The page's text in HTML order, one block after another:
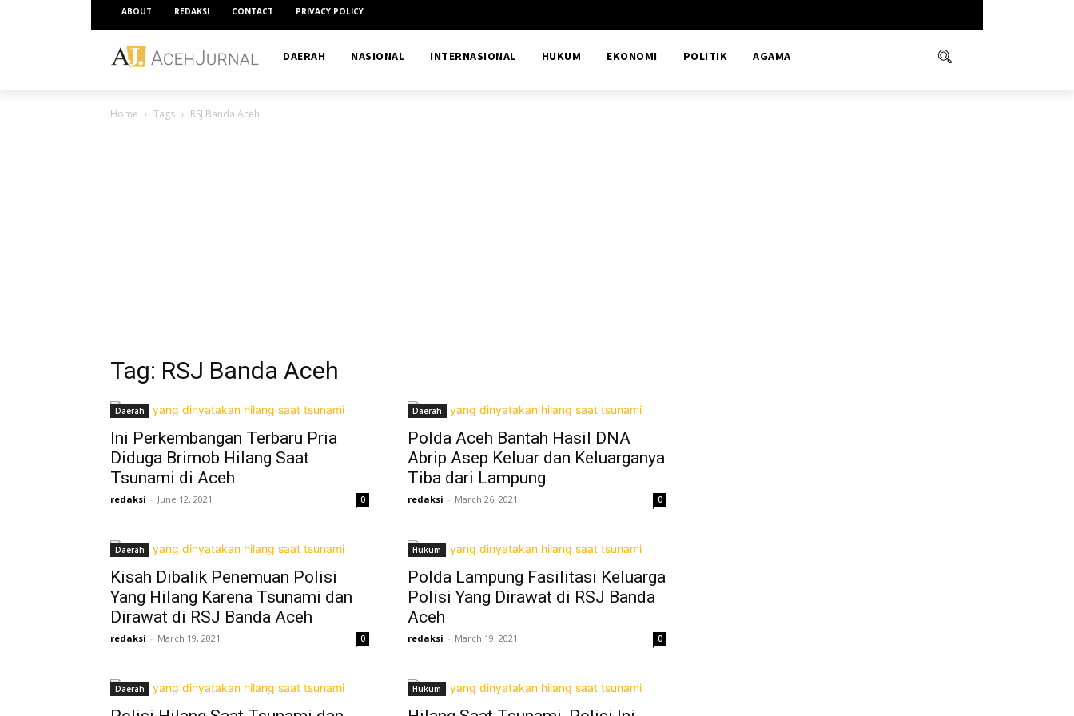
ABOUT REDAKSI CONTACT PRIVACY POLICY
DAERAH NASIONAL INTERNASIONAL HUKUM EKONOMI POLITIK AGAMA
Home Tags RSJ Banda Aceh
Tag: RSJ Banda Aceh
Daerah
Ini Perkembangan Terbaru Pria
Diduga Brimob Hilang Saat
Tsunami di Aceh
redaksi - June 12, 2021 0
Daerah
Polda Aceh Bantah Hasil DNA
Abrip Asep Keluar dan Keluarganya
Tiba dari Lampung
redaksi - March 26, 2021 0
Daerah
Kisah Dibalik Penemuan Polisi
Yang Hilang Karena Tsunami dan
Dirawat di RSJ Banda Aceh
redaksi - March 19, 2021 0
Hukum
Polda Lampung Fasilitasi Keluarga
Polisi Yang Dirawat di RSJ Banda
Aceh
redaksi - March 19, 2021 0
Daerah Hukum